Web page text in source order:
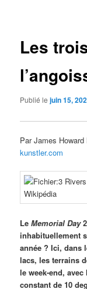
Les
Publié lejuin 15,
Par James
kunstler.com
LeMemorial Day
inhabituellement
année ? Ici, dans
lacs, les terrains
le week-end,
constant de 10